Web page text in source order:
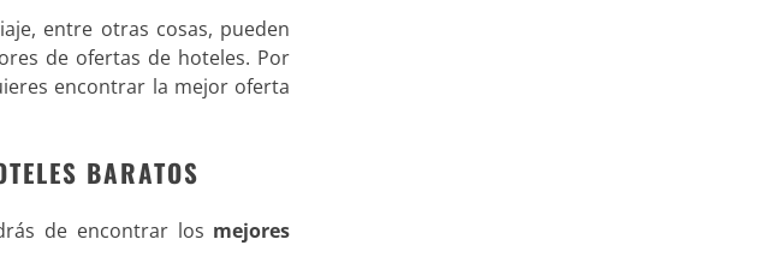
entre otras cosas, pueden
de ofertas de hoteles. Por
encontrar la mejor oferta
BARATOS
de encontrar los mejores